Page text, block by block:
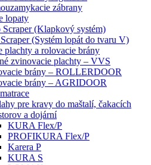
zábrany
lopaty
Scraper (Klapkový systém)
(Systém lopát do tvaru V)
plachty a rolovacie brány
zvinovacie plachty – VVS
brány – ROLLERDOOR
brány – AGRIDOOR
pre kravy do maštalí, čakacích
a dojární
KURA Flex/P
PROFIKURA Flex/P
Karera P
KURA S